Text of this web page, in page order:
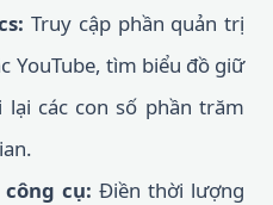
Truy cập phần quản trị
YouTube, tìm biểu đồ giữ
lại các con số phần trăm
cụ: Điền thời lượng